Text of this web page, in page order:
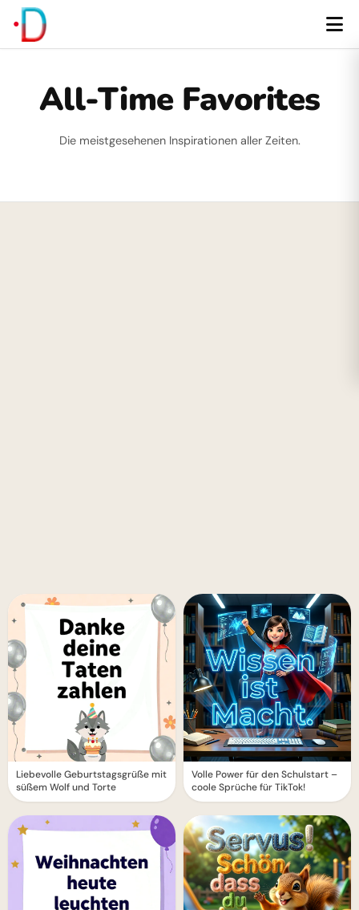
All-Time Favorites
Die meistgesehenen Inspirationen aller Zeiten.
Liebevolle Geburtstagsgrüße mit
süßem Wolf und Torte
Volle Power für den Schulstart –
coole Sprüche für TikTok!